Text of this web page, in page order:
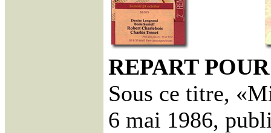
REPART
Sous ce titre,
6 mai 1986,